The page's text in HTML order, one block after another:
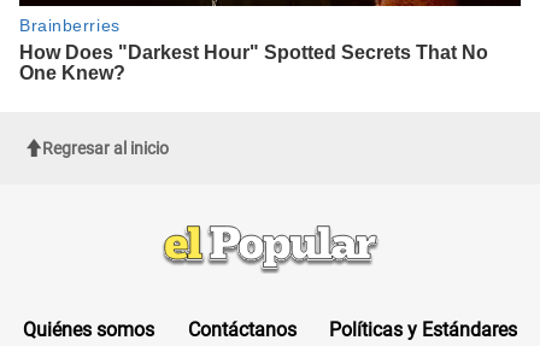
Regresar al inicio
Quiénes somos Contáctanos
Políticas y Estándares